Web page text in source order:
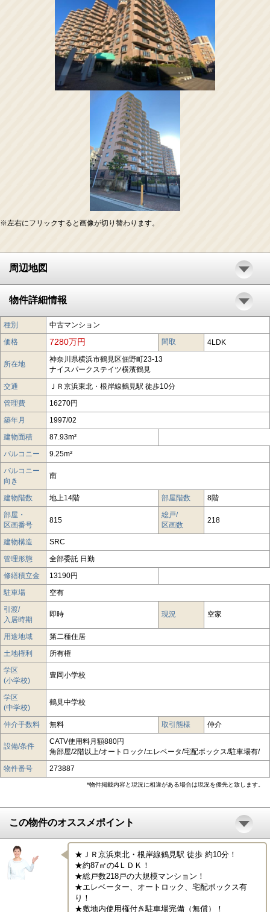
※左右にフリックすると画像が切り替わります。
周辺地図
物件詳細情報
種別
中古マンション
価格
7280万円 間取 4LDK
所在地
神奈川県横浜市鶴見区佃野町23-13
ナイスパークステイツ横濱鶴見
交通
ＪＲ京浜東北・根岸線鶴見駅 徒歩10分
管理費
16270円
築年月
1997/02
建物面積
87.93m²
バルコニー
9.25m²
バルコニー
向き
南
建物階数 地上14階 部屋階数
8階
部屋・
区画番号
815
総戸/
区画数
218
建物構造
SRC
管理形態
全部委託 日勤
修繕積立金
13190円
駐車場
空有
引渡/
入居時期
即時 現況 空家
用途地域
第二種住居
土地権利
所有権
学区
(小学校)
豊岡小学校
学区
(中学校)
鶴見中学校
仲介手数料 無料 取引態様 仲介
設備/条件
CATV使用料月額880円
角部屋/2階以上/オートロック/エレベータ/宅配ボックス/駐車場有/
物件番号
273887
*物件掲載内容と現況に相違がある場合は現況を優先と致します。
この物件のオススメポイント
★ＪＲ京浜東北・根岸線鶴見駅 徒歩 約10分！
★約87㎡の4ＬＤＫ！
★総戸数218戸の大規模マンション！
★エレベーター、オートロック、宅配ボックス有
り！
★敷地内使用権付き駐車場完備（無償）！